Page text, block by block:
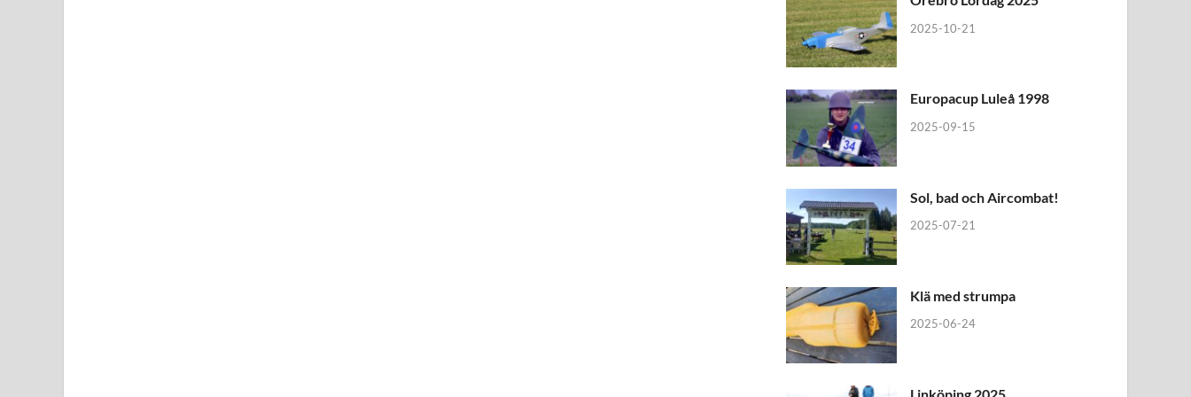
2025-10-21
Europacup Luleå 1998
2025-09-15
Sol, bad och Aircombat!
2025-07-21
Klä med strumpa
2025-06-24